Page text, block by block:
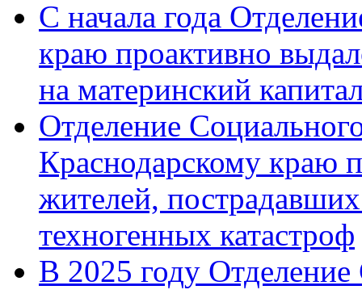
С начала года
краю проактивно
на материнский
Отделение
Краснодарскому краю
жителей,
техногенных катастроф
В 2025 году